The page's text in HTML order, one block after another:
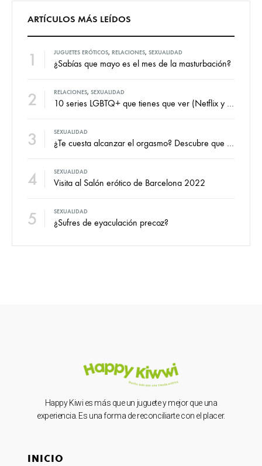
ARTÍCULOS MÁS LEÍDOS
1 JUGUETES ERÓTICOS, RELACIONES, SEXUALIDAD
¿Sabías que mayo es el mes de la masturbación?
2 RELACIONES, SEXUALIDAD
10 series LGBTQ+ que tienes que ver (Netflix y HBOmax)
3 SEXUALIDAD
¿Te cuesta alcanzar el orgasmo? Descubre que es la anorgasmia
4 SEXUALIDAD
Visita al Salón erótico de Barcelona 2022
5 SEXUALIDAD
¿Sufres de eyaculación precoz?
Happy Kiwi es más que un juguete y mejor que una
experiencia. Es una forma de reconciliarte con el placer.
INICIO